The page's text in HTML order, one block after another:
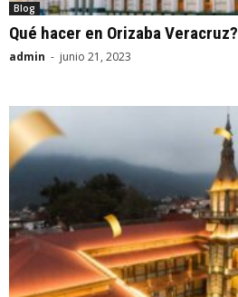
Blog
Qué hacer en Orizaba Veracruz?
admin - junio 21, 2023